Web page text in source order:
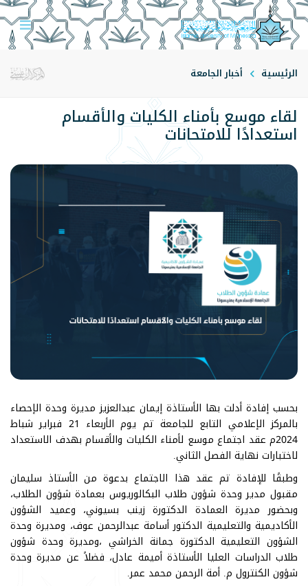
الرئيسية أخبار الجامعة
لقاء موسع بأمناء الكليات والأقسام
استعدادًا للامتحانات
بحسب إفادة أدلت بها الأستاذة إيمان عبدالعزيز مديرة وحدة الإحصاء
بالمركز الإعلامي التابع للجامعة تم يوم الأربعاء 21 فبراير شباط
2024م عقد اجتماع موسع لأمناء الكليات والأقسام بهدف الاستعداد
لاختبارات نهاية الفصل الثاني.
وطبقًا للإفادة تم عقد هذا الاجتماع بدعوة من الأستاذ سليمان
مقبول مدير وحدة شؤون طلاب البكالوريوس بعمادة شؤون الطلاب،
وبحضور مديرة العمادة الدكتورة زينب بسيوني، وعميد الشؤون
الأكاديمية والتعليمية الدكتور أسامة عبدالرحمن عوف، ومديرة وحدة
الشؤون التعليمية الدكتورة جمانة الخراشي ،ومديرة وحدة شؤون
طلاب الدراسات العليا الأستاذة أميمة عادل، فضلاً عن مديرة وحدة
شؤون الكنترول م. أمة الرحمن محمد عمر.